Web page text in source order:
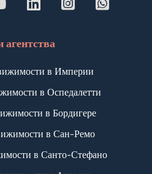
в Империи
в Оспедалетти
в Бордигере
в Сан-Ремо
в Санто-Стефано